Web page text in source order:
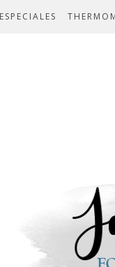
ESPECIALES